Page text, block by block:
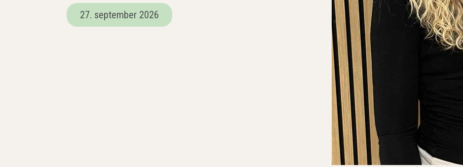
27. september 2026